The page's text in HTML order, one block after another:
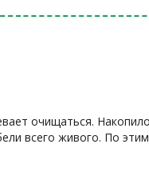
очищаться.
всего живого. По